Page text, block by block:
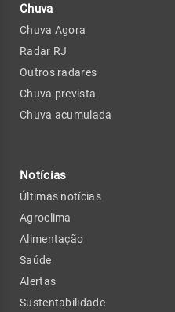
Chuva
Chuva Agora
Radar RJ
Outros radares
Chuva prevista
Chuva acumulada
Notícias
Últimas notícias
Agroclima
Alimentação
Saúde
Alertas
Sustentabilidade